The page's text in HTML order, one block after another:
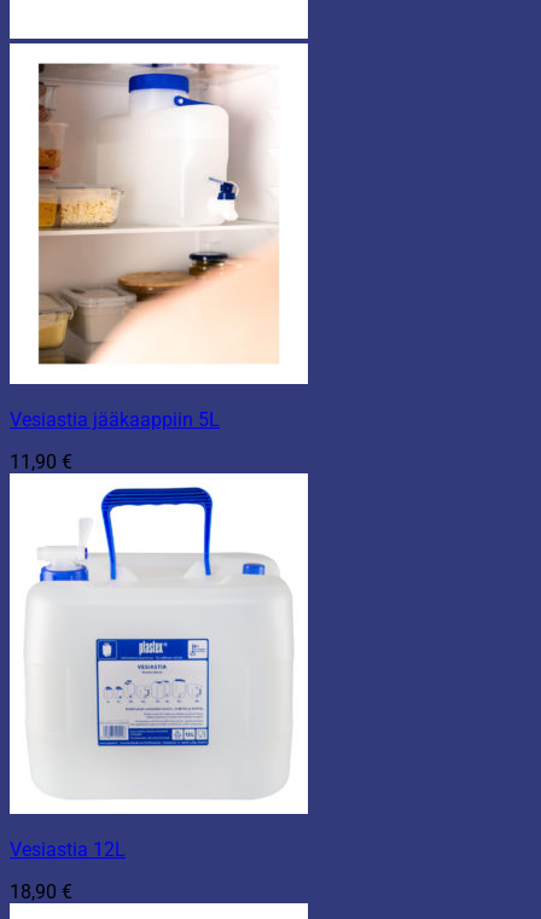
Vesiastia jääkaappiin 5L
11,90 €
Vesiastia 12L
18,90 €